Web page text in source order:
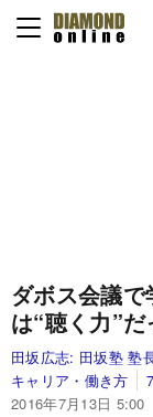
ダボス会議
は“聴く力”だ
田坂広志: 田坂塾 塾
キャリア・働き方
2016年7月13日 5:00